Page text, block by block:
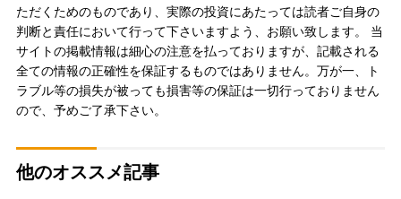
ただくためのものであり、実際の投資にあたっては読者ご自身の
判断と責任において行って下さいますよう、お願い致します。 当
サイトの掲載情報は細心の注意を払っておりますが、記載される
全ての情報の正確性を保証するものではありません。万が一、ト
ラブル等の損失が被っても損害等の保証は一切行っておりません
ので、予めご了承下さい。
他のオススメ記事